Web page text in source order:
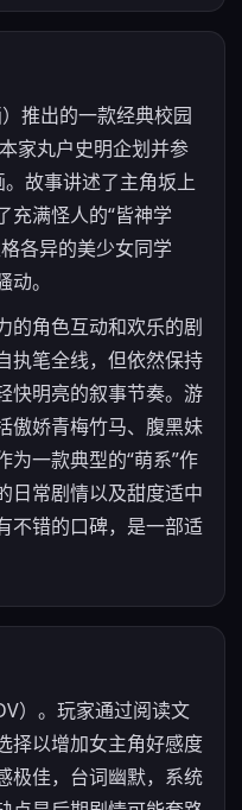
推出的一款经典校园
家丸户史明企划并参
故事讲述了主角坂上
充满怪人的“皆神学
各异的美少女同学
。
的角色互动和欢乐的剧
执笔全线，但依然保持
快明亮的叙事节奏。游
傲娇青梅竹马、腹黑妹
为一款典型的“萌系”作
日常剧情以及甜度适中
不错的口碑，是一部适
）。玩家通过阅读文
择以增加女主角好感度
极佳，台词幽默，系统